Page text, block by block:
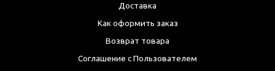
Доставка
Как оформить заказ
Возврат товара
Соглашение с Пользователем